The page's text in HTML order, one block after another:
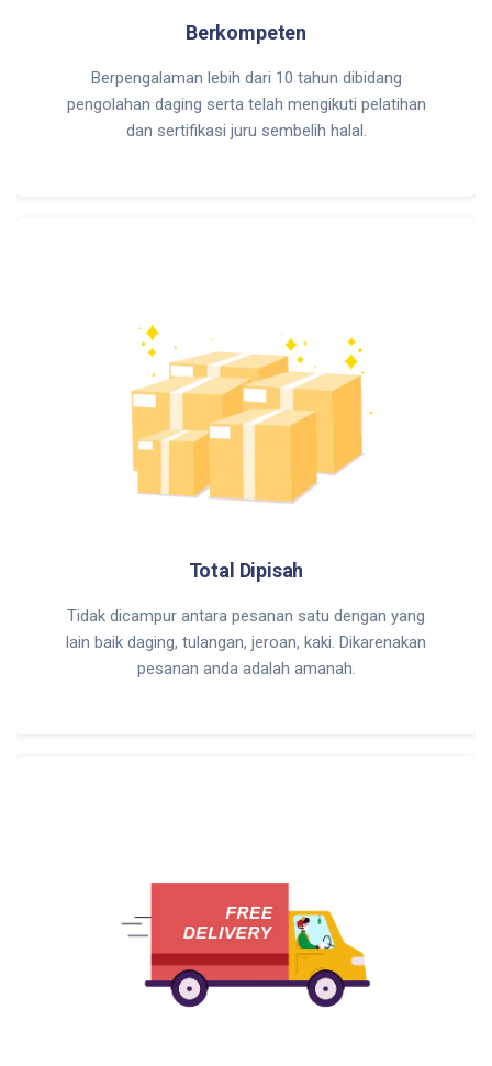
Berkompeten
Berpengalaman lebih dari 10 tahun dibidang
pengolahan daging serta telah mengikuti pelatihan
dan sertifikasi juru sembelih halal.
Total Dipisah
Tidak dicampur antara pesanan satu dengan yang
lain baik daging, tulangan, jeroan, kaki. Dikarenakan
pesanan anda adalah amanah.